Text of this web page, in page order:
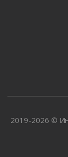
2019-2026 ©